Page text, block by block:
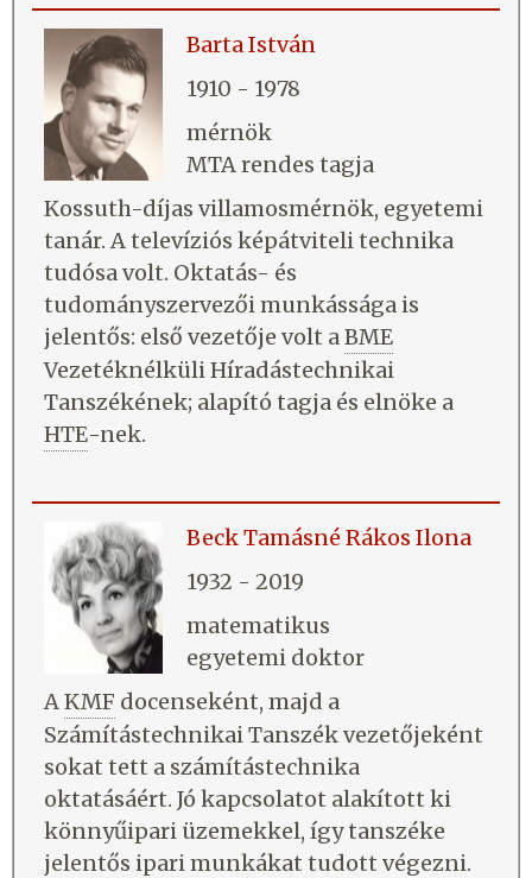
Barta István
1910 - 1978
mérnök
MTA rendes tagja
Kossuth-díjas villamosmérnök, egyetemi
tanár. A televíziós képátviteli technika
tudósa volt. Oktatás- és
tudományszervezői munkássága is
jelentős: első vezetője volt aBME
Vezetéknélküli Híradástechnikai
Tanszékének; alapító tagja és elnöke a
HTE-nek.
Beck Tamásné Rákos Ilona
1932 - 2019
matematikus
egyetemi doktor
AKMF docenseként, majd a
Számítástechnikai Tanszék vezetőjeként
sokat tett a számítástechnika
oktatásáért. Jó kapcsolatot alakított ki
könnyűipari üzemekkel, így tanszéke
jelentős ipari munkákat tudott végezni.